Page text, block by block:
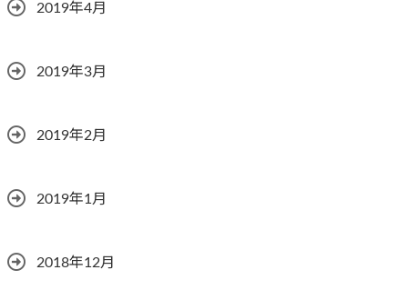
2019年4月
2019年3月
2019年2月
2019年1月
2018年12月